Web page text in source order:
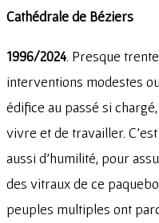
Cathédrale de Béziers
1996/2024 . Presque
interventions modestes
édifice au passé si
vivre et de travailler.
aussi d’humilité, pour
des vitraux de ce
peuples multiples ont